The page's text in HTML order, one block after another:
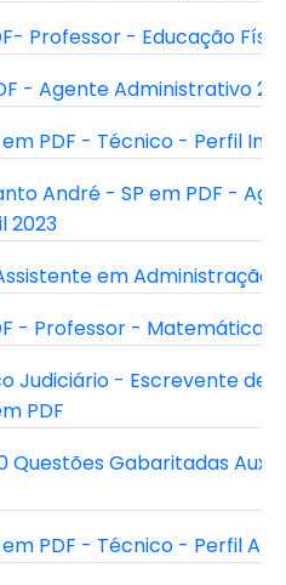
Professor - Educação
- Agente Administrativo
PDF - Técnico - Perfil
André - SP em PDF -
2023
em Administração
- Professor - Matemática
Judiciário - Escrevente de
PDF
Questões Gabaritadas
PDF - Técnico - Perfil